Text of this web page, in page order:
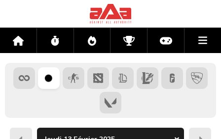
Accueil Flux Directs CompétitionsActu jeux